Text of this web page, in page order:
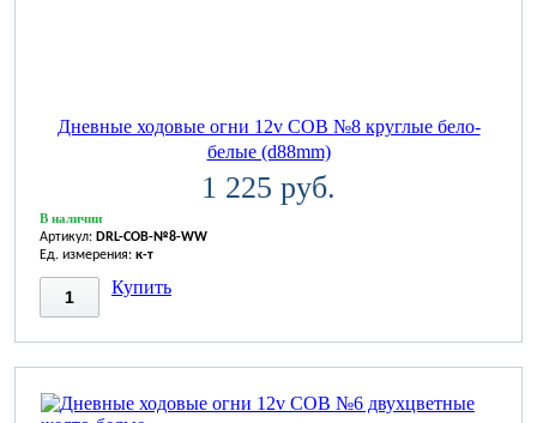
Дневные ходовые огни 12v COB №8 круглые бело-
белые (d88mm)
1 225 руб.
В наличии
Артикул: DRL-COB-№8-WW
Ед. измерения: к-т
Купить